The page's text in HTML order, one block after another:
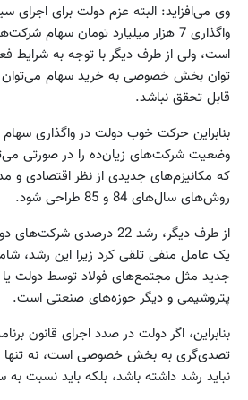
واگذاری 7 هزار میلیارد تومان سهام
است، ولی از طرف دیگر با توجه به شرایط
توان بخش خصوصی به خرید سهام
قابل تحقق نباشد.
بنابراین حرکت خوب دولت در واگذاری
وضعیت شرکت‌های زیان‌ده را در صورتی
که مکانیزم‌های جدیدی از نظر اقتصادی و
روش‌های سال‌های 84 و 85 طراحی شود.
از طرف دیگر، رشد 22 درصدی
یک عامل منفی تلقی کرد زیرا این رشد،
جدید مثل مجتمع‌های فولاد توسط دولت
پتروشیمی و دیگر حوزه‌های صنعتی است.
بنابراین، اگر دولت در صدد اجرای قانون
تصدی‌گری به بخش خصوصی است، نه تنها
نباید رشد داشته باشد، بلکه باید نسبت به سال 85 کاهش